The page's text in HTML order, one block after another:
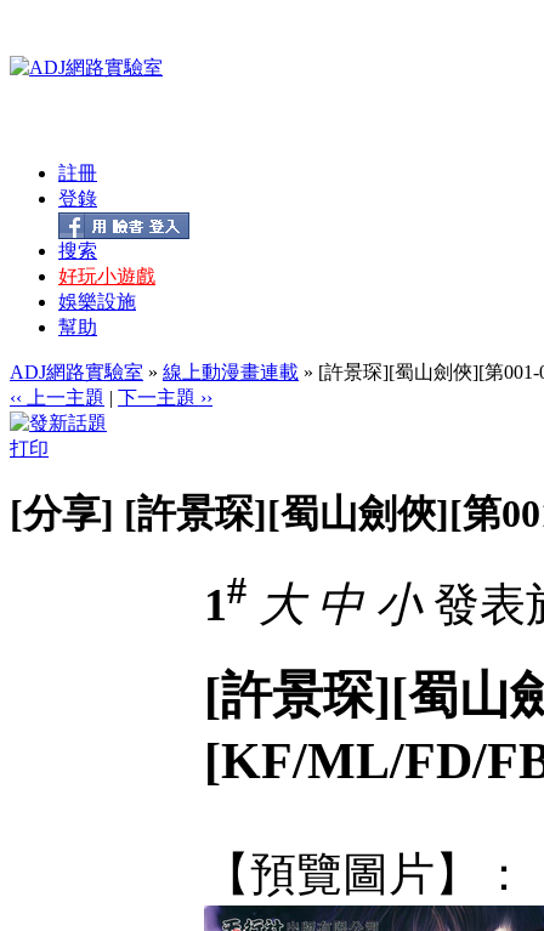
註冊
登錄
搜索
好玩小遊戲
娛樂設施
幫助
ADJ網路實驗室 » 線上動漫畫連載 » [許景琛][蜀山劍俠][第
‹‹ 上一主題 | 下一主題 ››
打印
[分享] [許景琛][蜀山劍俠][第
1# 大 中 小發表
[許景琛][蜀山
[KF/ML/FD/
【預覽圖片】：